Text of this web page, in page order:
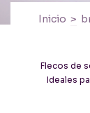
Inicio >
Flecos de
Ideales